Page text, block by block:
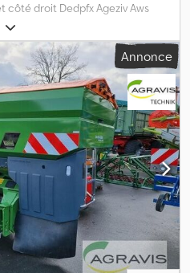
côté droit Dedpfx Ageziv Aws
Annonce